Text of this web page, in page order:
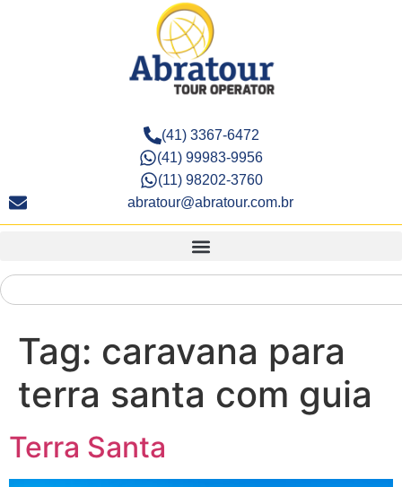
(41) 3367-6472
(41) 99983-9956
(11) 98202-3760
abratour@abratour.com.br
Tag: caravana para
terra santa com guia
Terra Santa